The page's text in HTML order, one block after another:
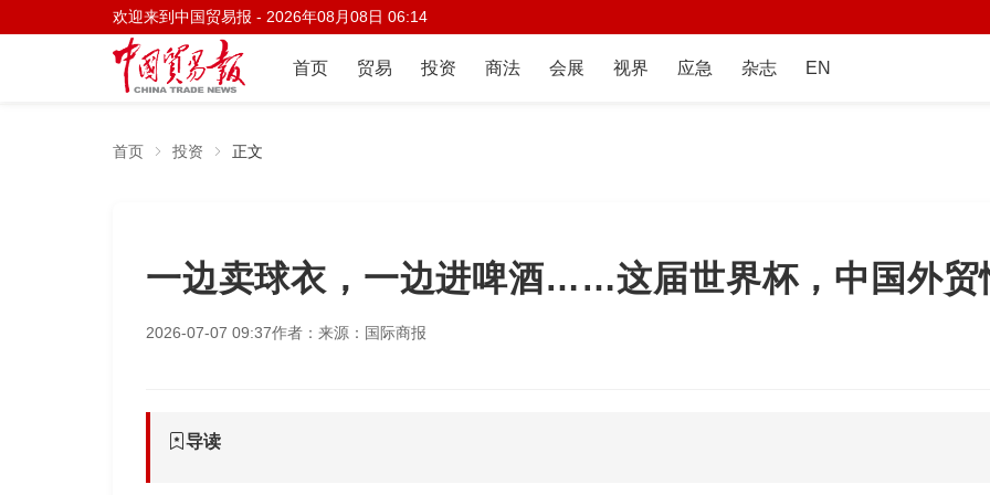
欢迎来到中国贸易报 - 2026年08月08日 06:14
首页 贸易 投资 商法 会展 视界 应急 杂志 EN
首页 投资 正文
一边卖球衣，一边进啤酒……这届世界杯，中国外贸
2026-07-07 09:37作者： 来源：国际商报
导读